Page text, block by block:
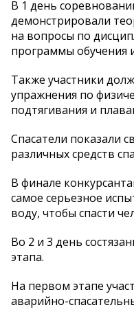
В 1 день
демонстрировали
на вопросы по
программы обучения
Также участники
упражнения по
подтягивания и
Спасатели показали
различных средств
В финале
самое серьезное
воду, чтобы спасти
Во 2 и 3 день
этапа.
На первом этапе
аварийно-